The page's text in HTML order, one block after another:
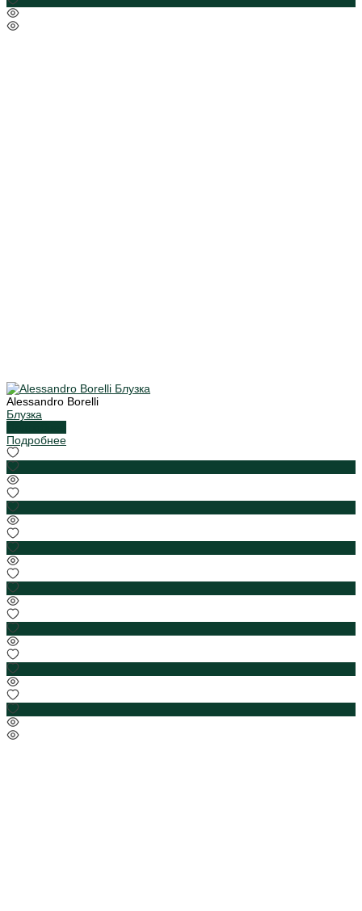
Alessandro Borelli
Блузка
Подробнее